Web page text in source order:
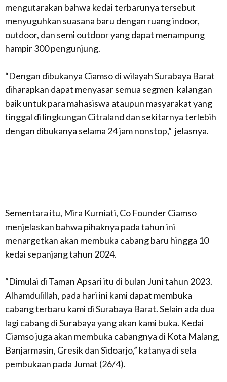
mengutarakan bahwa kedai terbarunya tersebut
menyuguhkan suasana baru dengan ruang indoor,
outdoor, dan semi outdoor yang dapat menampung
hampir 300 pengunjung.
“Dengan dibukanya Ciamso di wilayah Surabaya Barat
diharapkan dapat menyasar semua segmen kalangan
baik untuk para mahasiswa ataupun masyarakat yang
tinggal di lingkungan Citraland dan sekitarnya terlebih
dengan dibukanya selama 24 jam nonstop,” jelasnya.
Sementara itu, Mira Kurniati, Co Founder Ciamso
menjelaskan bahwa pihaknya pada tahun ini
menargetkan akan membuka cabang baru hingga 10
kedai sepanjang tahun 2024.
“Dimulai di Taman Apsari itu di bulan Juni tahun 2023.
Alhamdulillah, pada hari ini kami dapat membuka
cabang terbaru kami di Surabaya Barat. Selain ada dua
lagi cabang di Surabaya yang akan kami buka. Kedai
Ciamso juga akan membuka cabangnya di Kota Malang,
Banjarmasin, Gresik dan Sidoarjo,” katanya di sela
pembukaan pada Jumat (26/4).